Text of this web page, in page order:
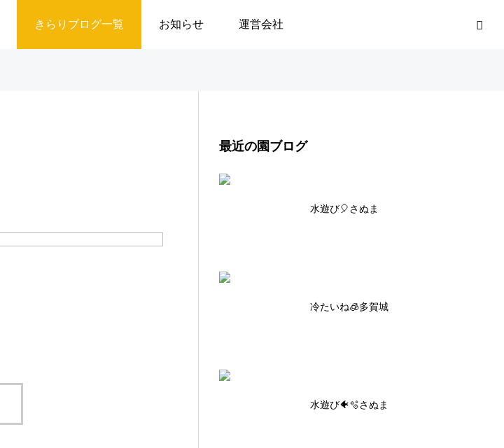
きらりブログ一覧 お知らせ 運営会社
最近の園ブログ
水遊び🎈さぬま
冷たいね🧊多賀城
水遊び🐠🫧さぬま